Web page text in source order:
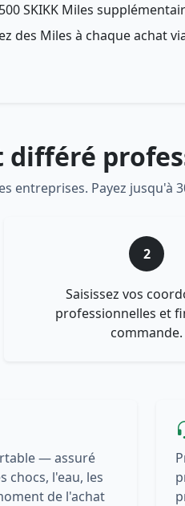
SKIKK Miles
des Miles à chaque achat
différé
entreprises. Payez
2
Saisissez vos
professionnelles et
commande.
— assuré
chocs, l'eau, les
de l'achat